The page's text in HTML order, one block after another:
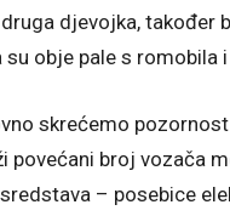
djevojka, također
su obje pale s
skrećemo
povećani broj vozača
– posebice